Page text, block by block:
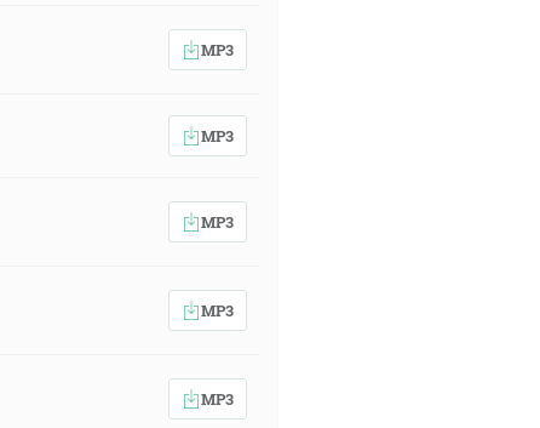
MP3
MP3
MP3
MP3
MP3